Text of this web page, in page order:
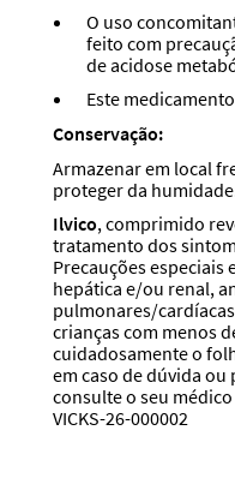
O uso
feito com
de acidose
Este
Conservação:
Armazenar em local
proteger da
Ilvico, comprimido
tratamento dos
Precauções especiais
hepática e/ou renal,
pulmonares/
crianças com menos
cuidadosamente o
em caso de dúvida
consulte o seu
VICKS-26-000002